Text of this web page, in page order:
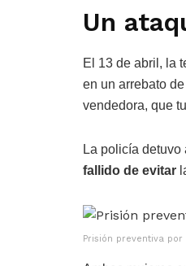
Un
El 13 de abril, la
en un arrebato
vendedora, que
La policía
fallido de evitar
Prisión preventiva por